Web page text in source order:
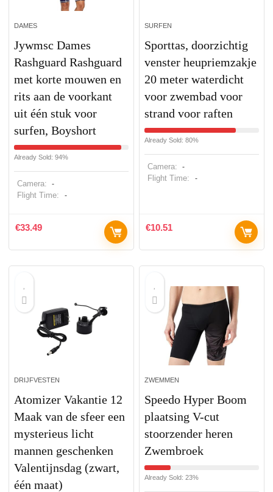
DAMES
Jywmsc Dames
Rashguard Rashguard
met korte mouwen en
rits aan de voorkant
uit één stuk voor
surfen, Boyshort
Already Sold: 94%
Camera: -
Flight Time: -
€33.49
SURFEN
Sporttas, doorzichtig
venster heupriemzakje
20 meter waterdicht
voor zwembad voor
strand voor raften
Already Sold: 80%
Camera: -
Flight Time: -
€10.51
DRIJFVESTEN
Atomizer Vakantie 12
Maak van de sfeer een
mysterieus licht
mannen geschenken
Valentijnsdag (zwart,
één maat)
ZWEMMEN
Speedo Hyper Boom
plaatsing V-cut
stoorzender heren
Zwembroek
Already Sold: 23%